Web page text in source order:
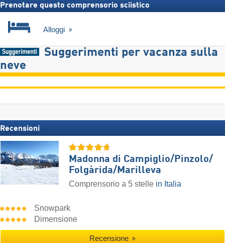
Prenotare questo comprensorio sciistico
Alloggi
Suggerimenti per vacanza sulla
neve
Recensioni
Madonna di Campiglio/​Pinzolo/​
Folgàrida/​Marilleva
Comprensorio a 5 stelle in Italia
Snowpark
Dimensione
Recensione